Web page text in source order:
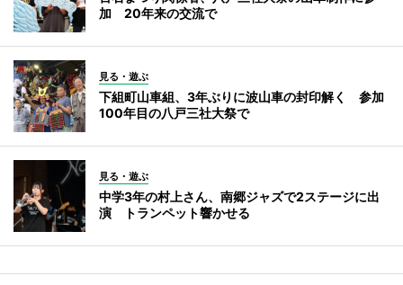
加 20年来の交流で
見る・遊ぶ
下組町山車組、3年ぶりに波山車の封印解く 参加
100年目の八戸三社大祭で
見る・遊ぶ
中学3年の村上さん、南郷ジャズで2ステージに出
演 トランペット響かせる